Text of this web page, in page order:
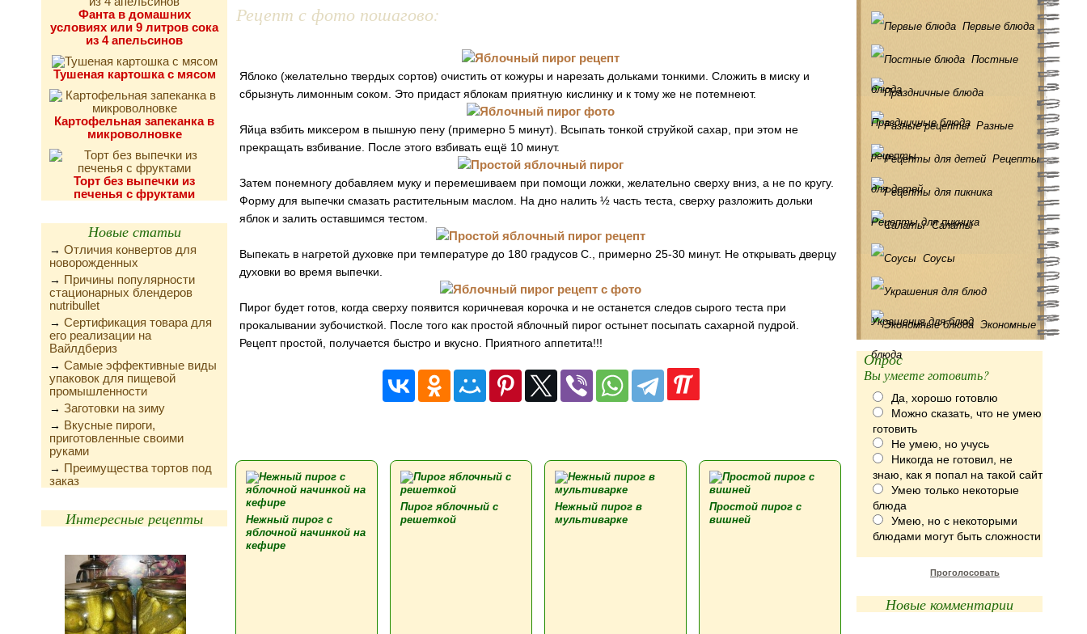
Фанта в домашних
условиях или 9 литров сока
из 4 апельсинов
Тушеная картошка с мясом
Картофельная запеканка в
микроволновке
Торт без выпечки из
печенья с фруктами
Новые статьи
→ Отличия конвертов для
новорожденных
→ Причины популярности
стационарных блендеров
nutribullet
→ Сертификация товара для
его реализации на
Вайлдбериз
→ Самые эффективные виды
упаковок для пищевой
промышленности
→ Заготовки на зиму
→ Вкусные пироги,
приготовленные своими
руками
→ Преимущества тортов под
заказ
Интересные рецепты
Рецепт с фото пошагово:
Яблоко (желательно твердых сортов) очистить от кожуры и нарезать дольками тонкими. Сложить в миску и
сбрызнуть лимонным соком. Это придаст яблокам приятную кислинку и к тому же не потемнеют.
Яйца взбить миксером в пышную пену (примерно 5 минут). Всыпать тонкой струйкой сахар, при этом не
прекращать взбивание. После этого взбивать ещё 10 минут.
Затем понемногу добавляем муку и перемешиваем при помощи ложки, желательно сверху вниз, а не по кругу.
Форму для выпечки смазать растительным маслом. На дно налить ½ часть теста, сверху разложить дольки
яблок и залить оставшимся тестом.
Выпекать в нагретой духовке при температуре до 180 градусов С., примерно 25-30 минут. Не открывать дверцу
духовки во время выпечки.
Пирог будет готов, когда сверху появится коричневая корочка и не останется следов сырого теста при
прокалывании зубочисткой. После того как простой яблочный пирог остынет посыпать сахарной пудрой.
Рецепт простой, получается быстро и вкусно. Приятного аппетита!!!
Нежный пирог с
яблочной начинкой на
кефире
Пирог яблочный с
решеткой
Нежный пирог в
мультиварке
Простой пирог с
вишней
Первые блюда
Постные
блюда
Праздничные блюда Разные
рецепты Рецепты
для детей
Рецепты для пикника
Салаты
Соусы
Украшения для блюд Экономные
блюда
Опрос
Вы умеете готовить?
Да, хорошо готовлю
Можно сказать, что не умею
готовить
Не умею, но учусь
Никогда не готовил, не
знаю, как я попал на такой сайт
Умею только некоторые
блюда
Умею, но с некоторыми
блюдами могут быть сложности
Проголосовать
Новые комментарии